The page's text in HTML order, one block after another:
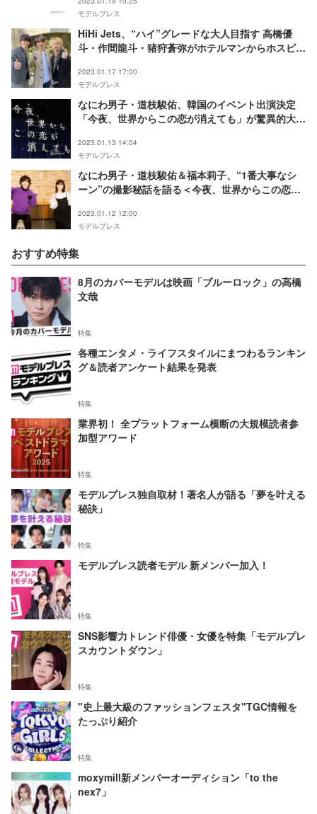
モデルプレス
HiHi Jets、“ハイ”グレードな大人目指す 高橋優
斗・作間龍斗・猪狩蒼弥がホテルマンからホスピタ
2023.01.17 17:00
モデルプレス
なにわ男子・道枝駿佑、韓国のイベント出演決定
「今夜、世界からこの恋が消えても」が驚異的大ヒ
2023.01.13 14:04
モデルプレス
なにわ男子・道枝駿佑＆福本莉子、“1番大事なシ
ーン”の撮影秘話を語る＜今夜、世界からこの恋が
2023.01.12 12:00
モデルプレス
おすすめ特集
8月のカバーモデルは映画「ブルーロック」の高橋
文哉
特集
各種エンタメ・ライフスタイルにまつわるランキン
グ＆読者アンケート結果を発表
特集
業界初！ 全プラットフォーム横断の大規模読者参
加型アワード
特集
モデルプレス独自取材！著名人が語る「夢を叶える
秘訣」
特集
モデルプレス読者モデル 新メンバー加入！
特集
SNS影響力トレンド俳優・女優を特集「モデルプレ
スカウントダウン」
特集
"史上最大級のファッションフェスタ"TGC情報を
たっぷり紹介
特集
moxymill新メンバーオーディション「to the
nex7」